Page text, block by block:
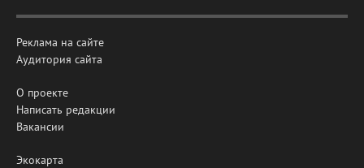
Реклама на сайте
Аудитория сайта
О проекте
Написать редакции
Вакансии
Экокарта